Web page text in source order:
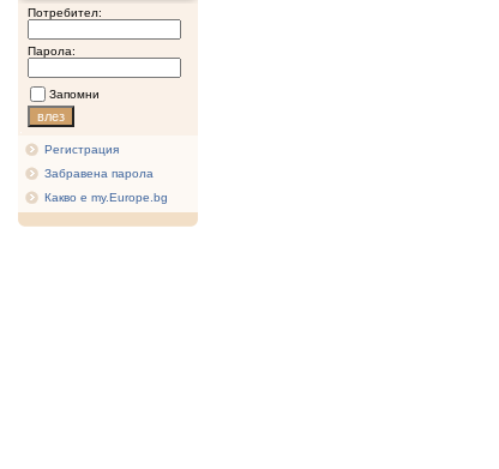
Потребител:
Парола:
Запомни
Регистрация
Забравена парола
Какво е my.Europe.bg